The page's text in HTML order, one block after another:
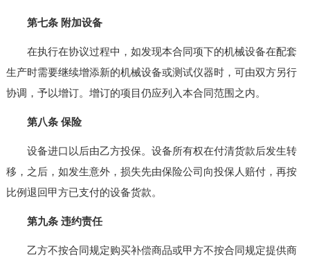
第七条 附加设备
在执行在协议过程中，如发现本合同项下的机械设备在配套
生产时需要继续增添新的机械设备或测试仪器时，可由双方另行
协调，予以增订。增订的项目仍应列入本合同范围之内。
第八条 保险
设备进口以后由乙方投保。设备所有权在付清货款后发生转
移，之后，如发生意外，损失先由保险公司向投保人赔付，再按
比例退回甲方已支付的设备货款。
第九条 违约责任
乙方不按合同规定购买补偿商品或甲方不按合同规定提供商